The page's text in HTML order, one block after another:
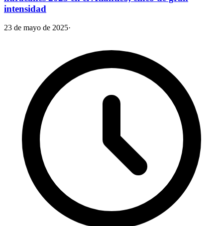
intensidad
23 de mayo de 2025·